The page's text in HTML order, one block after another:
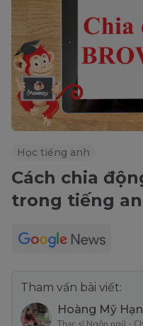
Học tiếng anh
Cách chia
trong tiếng
Tham vấn bài viết:
Hoàng Mỹ
Thạc sĩ Ngôn ngữ -